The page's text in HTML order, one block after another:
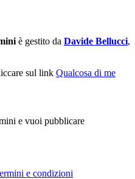
è gestito da Davide Bellucci,
sul link Qualcosa di me
e vuoi pubblicare
e condizioni